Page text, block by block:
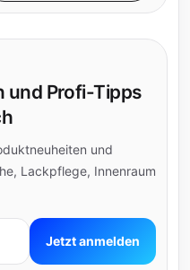
und Profi-Tipps
und
Lackpflege, Innenraum
Jetzt anmelden